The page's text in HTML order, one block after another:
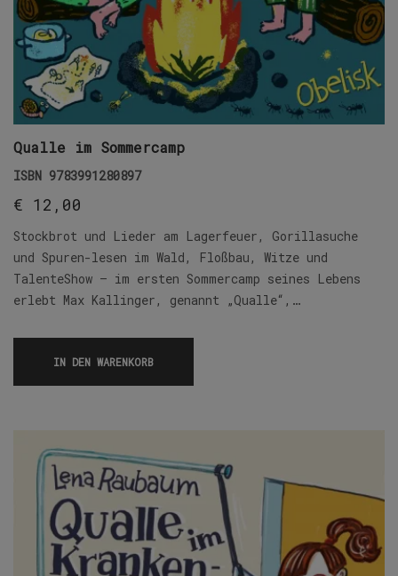
Qualle im Sommercamp
ISBN 9783991280897
€ 12,00
Stockbrot und Lieder am Lagerfeuer, Gorillasuche
und Spuren-lesen im Wald, Floßbau, Witze und
TalenteShow – im ersten Sommercamp seines Lebens
erlebt Max Kallinger, genannt „Qualle“,…
IN DEN WARENKORB